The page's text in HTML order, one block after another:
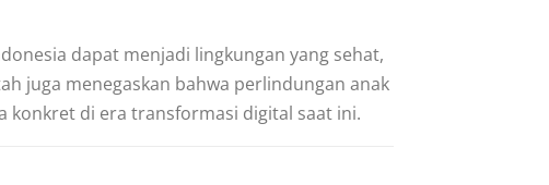
dapat menjadi lingkungan yang sehat,
juga menegaskan bahwa perlindungan anak
konkret di era transformasi digital saat ini.